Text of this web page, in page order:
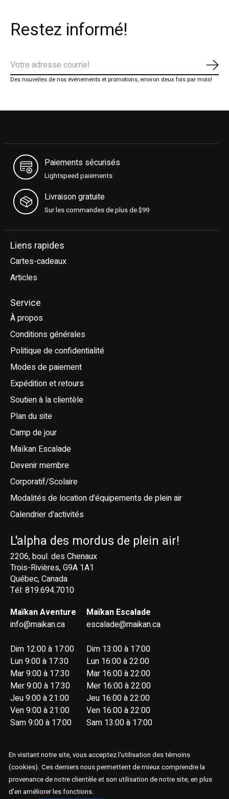
Restez informé!
Des nouvelles de nos événements et promotions, environ deux fois par mois!
Paiements sécurisés
Lightspeed paiements
Livraison gratuite
Sur les commandes de plus de $99
Liens rapides
Cartes-cadeaux
Articles
Service
À propos
Conditions générales
Politique de confidentialité
Modes de paiement
Expédition et retours
Soutien à la clientèle
Plan du site
Camp de jour
Maïkan Escalade
Devenir membre
Corporatif/Scolaire
Modalités de location d'équipements de plein air
Calendrier d'activités
L'alpha des mordus de plein air!
2206, boul. des Chenaux
Trois-Rivières, G9A 1A1
Québec, Canada
Tél: 819.694.7010
Maïkan Aventure
info@maikan.ca
Dim 12:00 à 17:00
Lun 9:00 à 17:30
Mar 9:00 à 17:30
Mer 9:00 à 17:30
Jeu 9:00 à 21:00
Ven 9:00 à 21:00
Sam 9:00 à 17:00
Maïkan Escalade
escalade@maikan.ca
Dim 13:00 à 17:00
Lun 16:00 à 22:00
Mar 16:00 à 22:00
Mer 16:00 à 22:00
Jeu 16:00 à 22:00
Ven 16:00 à 22:00
Sam 13:00 à 17:00
© Copyright 2026 Maïkan Aventure
En visitant notre site, vous acceptez l'utilisation des témoins
(cookies). Ces derniers nous permettent de mieux comprendre la
provenance de notre clientèle et son utilisation de notre site, en plus
d'en améliorer les fonctions.